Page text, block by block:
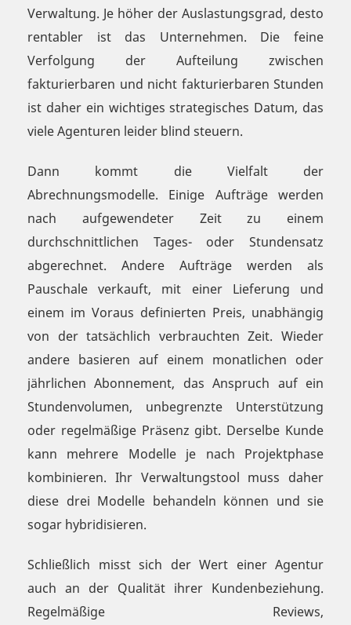
Verwaltung. Je höher der Auslastungsgrad, desto
rentabler ist das Unternehmen. Die feine
Verfolgung der Aufteilung zwischen
fakturierbaren und nicht fakturierbaren Stunden
ist daher ein wichtiges strategisches Datum, das
viele Agenturen leider blind steuern.
Dann kommt die Vielfalt der
Abrechnungsmodelle. Einige Aufträge werden
nach aufgewendeter Zeit zu einem
durchschnittlichen Tages- oder Stundensatz
abgerechnet. Andere Aufträge werden als
Pauschale verkauft, mit einer Lieferung und
einem im Voraus definierten Preis, unabhängig
von der tatsächlich verbrauchten Zeit. Wieder
andere basieren auf einem monatlichen oder
jährlichen Abonnement, das Anspruch auf ein
Stundenvolumen, unbegrenzte Unterstützung
oder regelmäßige Präsenz gibt. Derselbe Kunde
kann mehrere Modelle je nach Projektphase
kombinieren. Ihr Verwaltungstool muss daher
diese drei Modelle behandeln können und sie
sogar hybridisieren.
Schließlich misst sich der Wert einer Agentur
auch an der Qualität ihrer Kundenbeziehung.
Regelmäßige Reviews,